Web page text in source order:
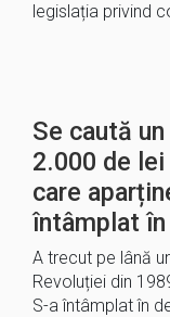
legislația privind
Se caută
2.000 de
care
întâmplat
A trecut pe lână
Revoluției din
S-a întâmplat în